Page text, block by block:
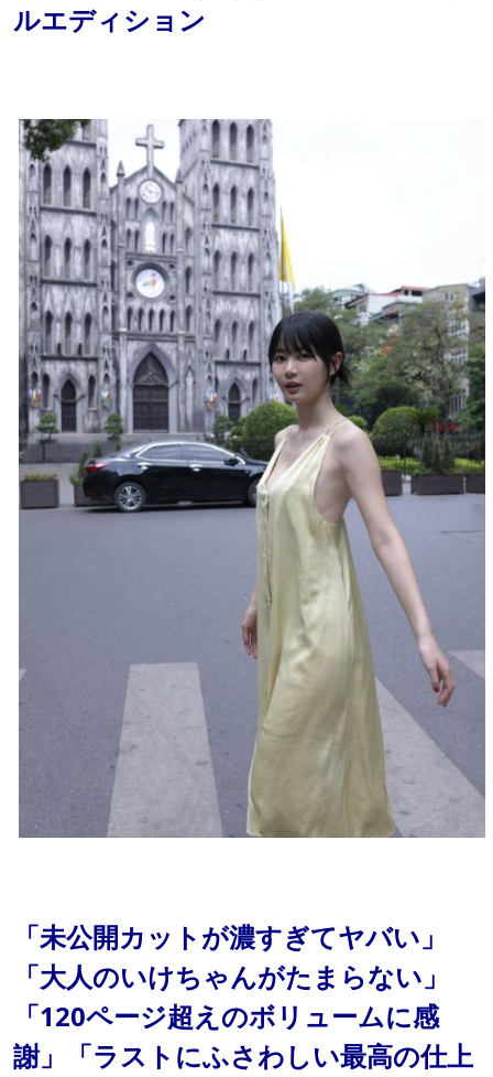
ルエディション
「未公開カットが濃すぎてヤバい」
「大人のいけちゃんがたまらない」
「120ページ超えのボリュームに感
謝」「ラストにふさわしい最高の仕上